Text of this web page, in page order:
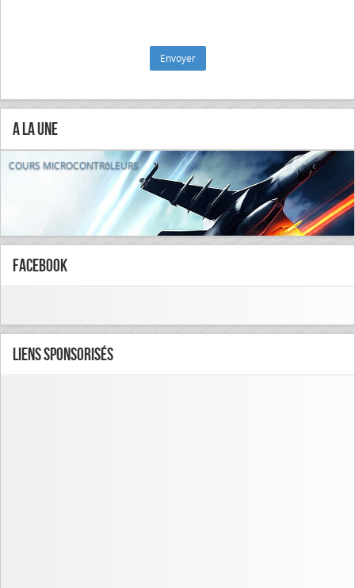
A la Une
COURS MICROCONTRôLEURS
FaceBook
Liens Sponsorisés